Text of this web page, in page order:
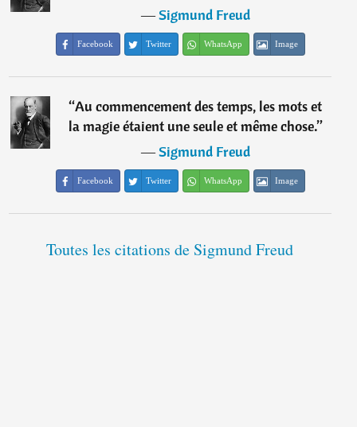
―Sigmund Freud
Facebook Twitter WhatsApp Image
“Au commencement des temps, les mots et
la magie étaient une seule et même chose.”
―Sigmund Freud
Facebook Twitter WhatsApp Image
Toutes les citations de Sigmund Freud